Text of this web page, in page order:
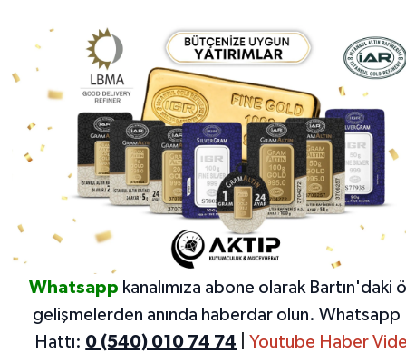
Whatsapp kanalımıza abone olarak Bartın'daki
gelişmelerden anında haberdar olun. Whatsapp
Hattı: 0 (540) 010 74 74 Youtube Haber